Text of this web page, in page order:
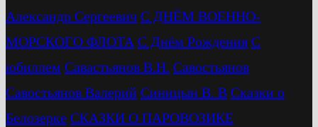
Александр Сергеевич С ДНЁМ ВОЕННО-
МОРСКОГО ФЛОТА С Днём Рождения С
юбиллем Савастьянов В.Н. Савостьянов
Савостьянов Валерий Синицын В. В Сказки о
Белозерке СКАЗКИ О ПАРОВОЗИКЕ